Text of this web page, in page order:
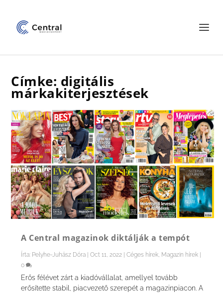
Címke: digitális
márkakiterjesztések
A Central magazinok diktálják a tempót
Írta: Pelyhe-Juhász Dóra |Oct 11, 2022 |Céges hírek, Magazin hírek
0
Erős félévet zárt a kiadóvállalat, amellyel tovább
erősítette stabil, piacvezető szerepét a magazinpiacon. A